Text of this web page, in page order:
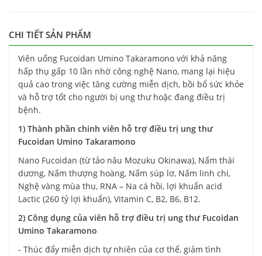
CHI TIẾT SẢN PHẨM
Viên uống Fucoidan Umino Takaramono với khả năng
hấp thụ gấp 10 lần nhờ công nghệ Nano, mang lại hiệu
quả cao trong việc tăng cường miễn dịch, bồi bổ sức khỏe
và hỗ trợ tốt cho người bị ung thư hoặc đang điều trị
bệnh.
1) Thành phần chính viên hỗ trợ điều trị ung thư
Fucoidan Umino Takaramono
Nano Fucoidan (từ tảo nâu Mozuku Okinawa), Nấm thái
dương, Nấm thượng hoàng, Nấm súp lơ, Nấm linh chi,
Nghệ vàng mùa thu, RNA – Na cá hồi, lợi khuẩn acid
Lactic (260 tỷ lợi khuẩn), Vitamin C, B2, B6, B12.
2) Công dụng của viên hỗ trợ điều trị ung thư Fucoidan
Umino Takaramono
- Thúc đẩy miễn dịch tự nhiên của cơ thể, giảm tình